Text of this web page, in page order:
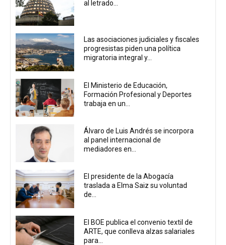
al letrado...
Las asociaciones judiciales y fiscales
progresistas piden una política
migratoria integral y...
El Ministerio de Educación,
Formación Profesional y Deportes
trabaja en un...
Álvaro de Luis Andrés se incorpora
al panel internacional de
mediadores en...
El presidente de la Abogacía
traslada a Elma Saiz su voluntad
de...
El BOE publica el convenio textil de
ARTE, que conlleva alzas salariales
para...